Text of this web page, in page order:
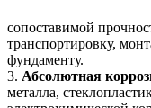
сопоставимой
транспортировку,
фундаменту.
3. Абсолютная
металла,